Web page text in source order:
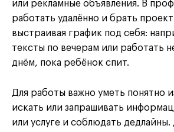
или рекламные объявления. В
работать удалённо и брать
выстраивая график под себя:
тексты по вечерам или работать
днём, пока ребёнок спит.
Для работы важно уметь понятно
искать или запрашивать
или услуге и соблюдать дедлайны.